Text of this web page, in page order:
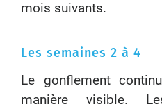
mois suivants.
Les semaines 2 à 4
Le gonflement
manière visible.